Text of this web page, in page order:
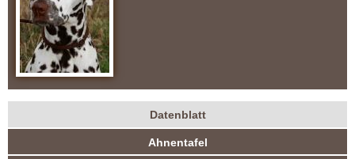
F
C
I
H
u
Datenblatt
(
a
Ahnentafel